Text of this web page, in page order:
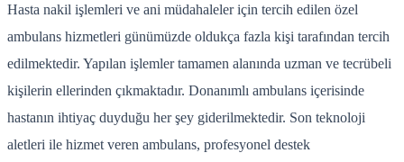
Hasta nakil işlemleri ve ani müdahaleler için tercih edilen özel
ambulans hizmetleri günümüzde oldukça fazla kişi tarafından tercih
edilmektedir. Yapılan işlemler tamamen alanında uzman ve tecrübeli
kişilerin ellerinden çıkmaktadır. Donanımlı ambulans içerisinde
hastanın ihtiyaç duyduğu her şey giderilmektedir. Son teknoloji
aletleri ile hizmet veren ambulans, profesyonel destek